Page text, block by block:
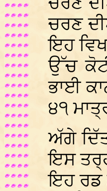
ਚਰਣ
ਇਹ
ਉੱਚ
ਭਾਈ
੪੧
ਅੱਗੇ
ਇਸ
ਇਹ ਰਡ